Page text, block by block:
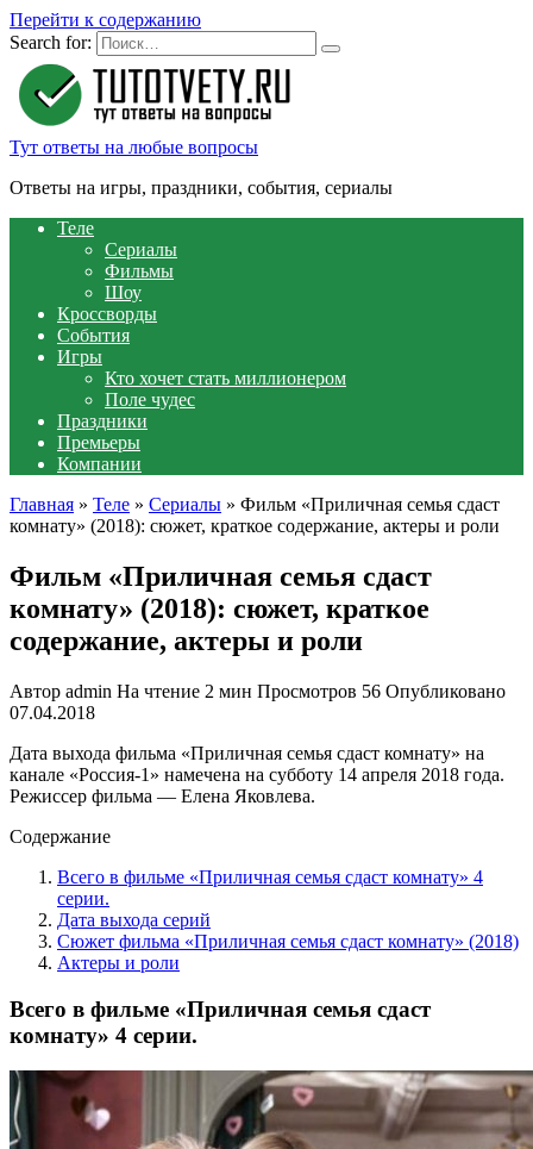
Перейти к содержанию
Search for:
Тут ответы на любые вопросы
Ответы на игры, праздники, события, сериалы
Теле
Сериалы
Фильмы
Шоу
Кроссворды
События
Игры
Кто хочет стать миллионером
Поле чудес
Праздники
Премьеры
Компании
Главная » Теле » Сериалы » Фильм «Приличная семья сдаст
комнату» (2018): сюжет, краткое содержание, актеры и роли
Фильм «Приличная семья сдаст
комнату» (2018): сюжет, краткое
содержание, актеры и роли
Автор admin На чтение 2 мин Просмотров 56 Опубликовано
07.04.2018
Дата выхода фильма «Приличная семья сдаст комнату» на
канале «Россия-1» намечена на субботу 14 апреля 2018 года.
Режиссер фильма — Елена Яковлева.
Содержание
Всего в фильме «Приличная семья сдаст комнату» 4
серии.
Дата выхода серий
Сюжет фильма «Приличная семья сдаст комнату» (2018)
Актеры и роли
Всего в фильме «Приличная семья сдаст
комнату» 4 серии.